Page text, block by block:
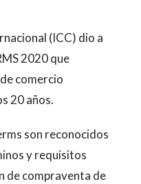
(ICC) dio a
2020 que
comercio
20 años.
son reconocidos
y requisitos
de compraventa de